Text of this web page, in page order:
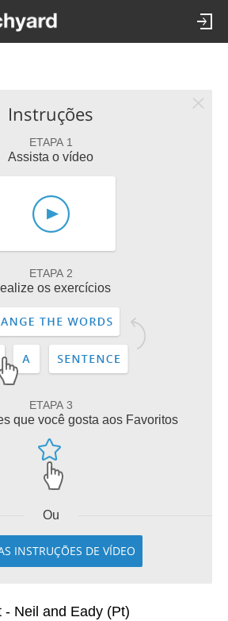
Instruções
ETAPA 1
Assista o vídeo
ETAPA 2
os exercícios
ETAPA 3
que você gosta aos Favoritos
Ou
INSTRUÇÕES DE VÍDEO
- Neil and Eady (Pt)